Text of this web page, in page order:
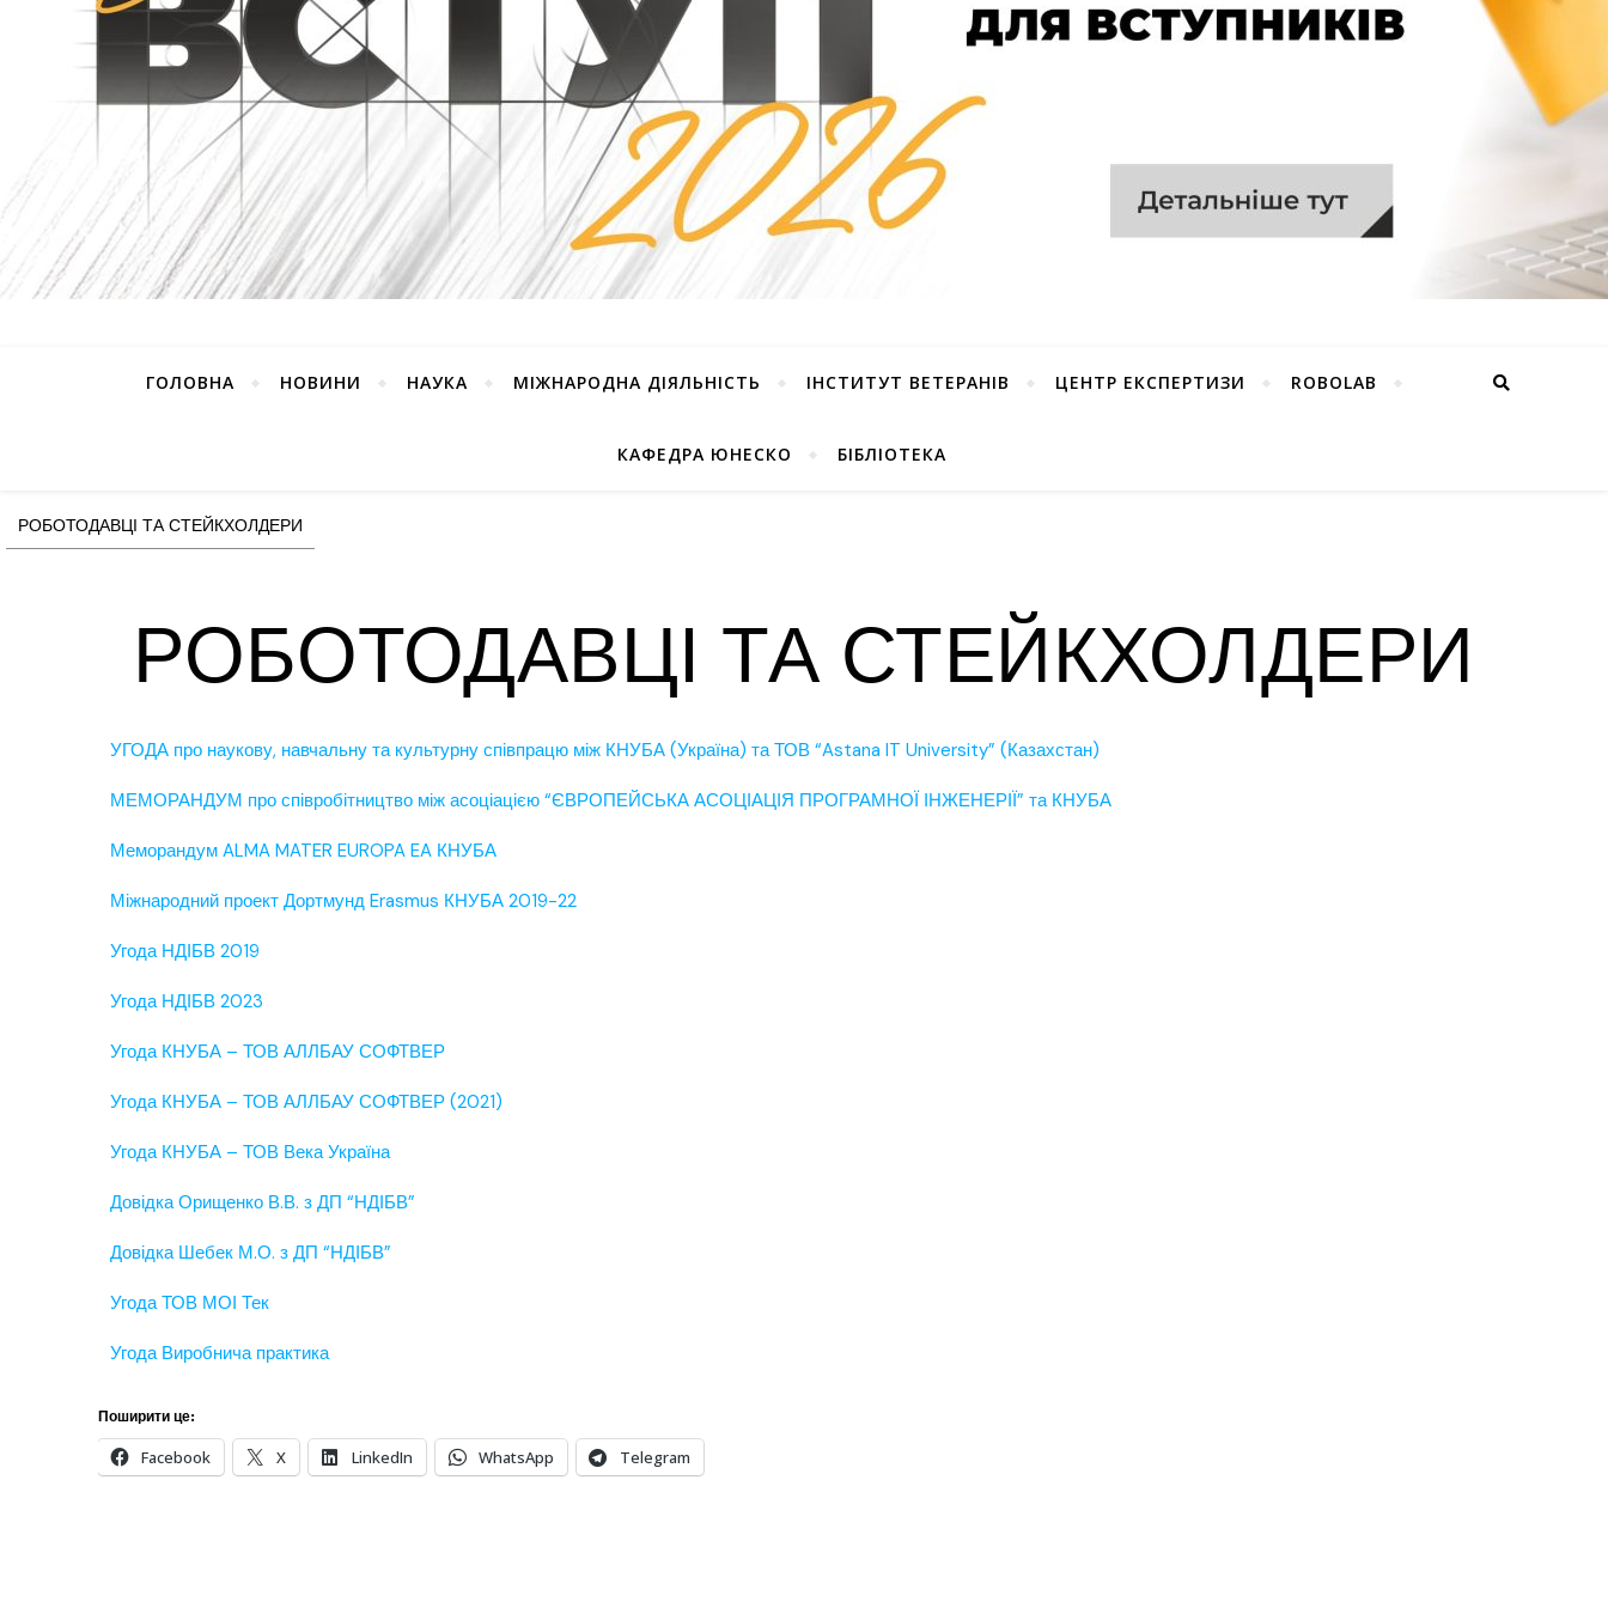
ГОЛОВНА НОВИНИ НАУКА МІЖНАРОДНА ДІЯЛЬНІСТЬ ІНСТИТУТ ВЕТЕРАНІВ ЦЕНТР ЕКСПЕРТИЗИ ROBOLAB
КАФЕДРА ЮНЕСКО БІБЛІОТЕКА
РОБОТОДАВЦІ ТА СТЕЙКХОЛДЕРИ
РОБОТОДАВЦІ ТА СТЕЙКХОЛДЕРИ
УГОДА про наукову, навчальну та культурну співпрацю між КНУБА (Україна) та ТОВ “Astana IT University” (Казахстан)
МЕМОРАНДУМ про співробітництво між асоціацією “ЄВРОПЕЙСЬКА АСОЦІАЦІЯ ПРОГРАМНОЇ ІНЖЕНЕРІЇ” та КНУБА
Меморандум ALMA MATER EUROPA EA КНУБА
Міжнародний проект Дортмунд Erasmus КНУБА 2019-22
Угода НДІБВ 2019
Угода НДІБВ 2023
Угода КНУБА – ТОВ АЛЛБАУ СОФТВЕР
Угода КНУБА – ТОВ АЛЛБАУ СОФТВЕР (2021)
Угода КНУБА – ТОВ Века Україна
Довідка Орищенко В.В. з ДП “НДІБВ”
Довідка Шебек М.О. з ДП “НДІБВ”
Угода ТОВ МОІ Тек
Угода Виробнича практика
Поширити це:
Facebook X LinkedIn WhatsApp Telegram